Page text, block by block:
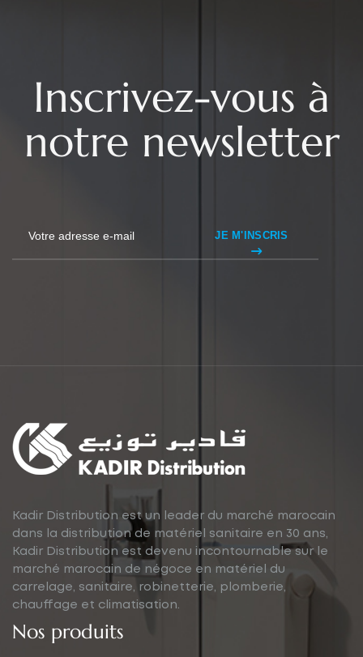
Inscrivez-vous à
notre newsletter
JE M'INSCRIS
Kadir Distribution est un leader du marché marocain
dans la distribution de matériel sanitaire en 30 ans,
Kadir Distribution est devenu incontournable sur le
marché marocain de négoce en matériel du
carrelage, sanitaire, robinetterie, plomberie,
chauffage et climatisation.
Nos produits